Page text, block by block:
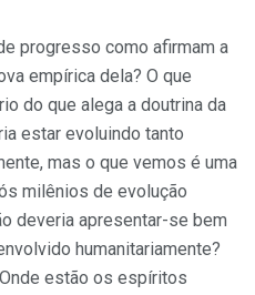
progresso como afirmam a
empírica dela? O que
do que alega a doutrina da
estar evoluindo tanto
mas o que vemos é uma
milênios de evolução
deveria apresentar-se bem
humanitariamente?
estão os espíritos